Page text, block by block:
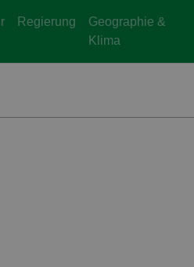
Regierung
Geographie &
Klima